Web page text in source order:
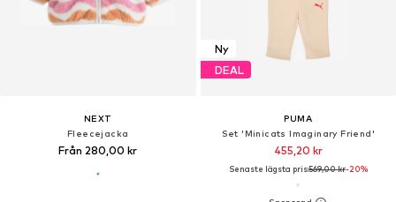
NEXT
Fleecejacka
Från 280,00 kr
Ny
DEAL
PUMA
Set 'Minicats Imaginary Friend'
455,20 kr
Senaste lägsta pris:569,00 kr-20%